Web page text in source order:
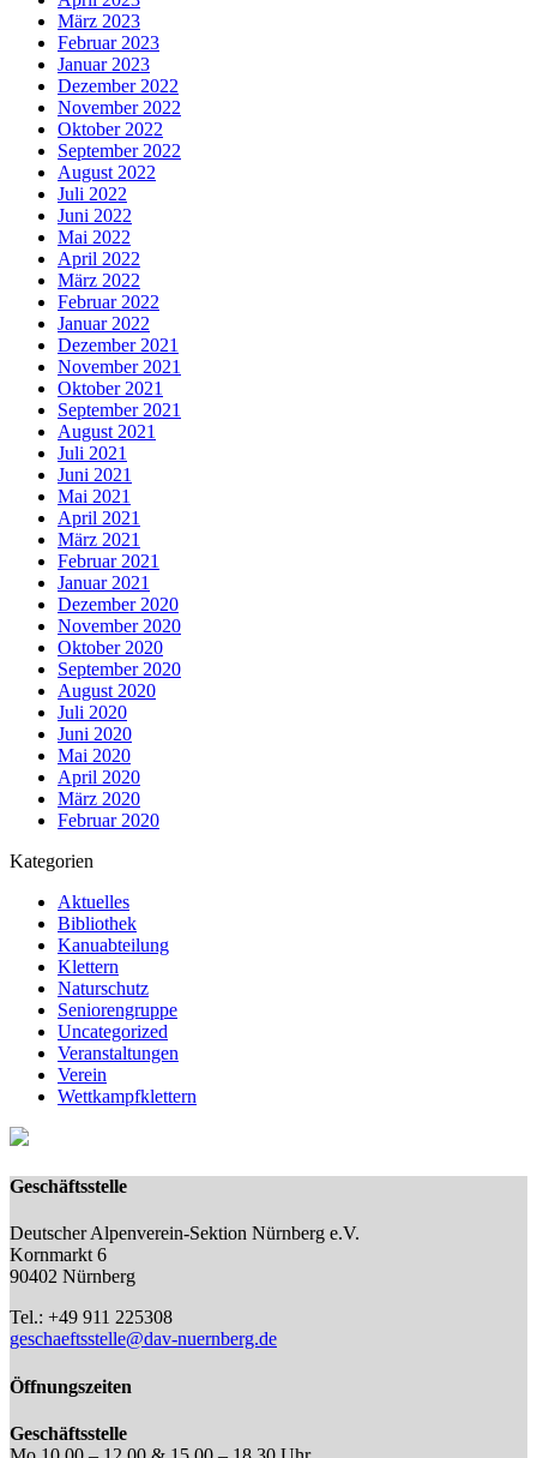
März 2023
Februar 2023
Januar 2023
Dezember 2022
November 2022
Oktober 2022
September 2022
August 2022
Juli 2022
Juni 2022
Mai 2022
April 2022
März 2022
Februar 2022
Januar 2022
Dezember 2021
November 2021
Oktober 2021
September 2021
August 2021
Juli 2021
Juni 2021
Mai 2021
April 2021
März 2021
Februar 2021
Januar 2021
Dezember 2020
November 2020
Oktober 2020
September 2020
August 2020
Juli 2020
Juni 2020
Mai 2020
April 2020
März 2020
Februar 2020
Kategorien
Aktuelles
Bibliothek
Kanuabteilung
Klettern
Naturschutz
Seniorengruppe
Uncategorized
Veranstaltungen
Verein
Wettkampfklettern
Geschäftsstelle
Deutscher Alpenverein-Sektion Nürnberg e.V.
Kornmarkt 6
90402 Nürnberg
Tel.: +49 911 225308
geschaeftsstelle@dav-nuernberg.de
Öffnungszeiten
Geschäftsstelle